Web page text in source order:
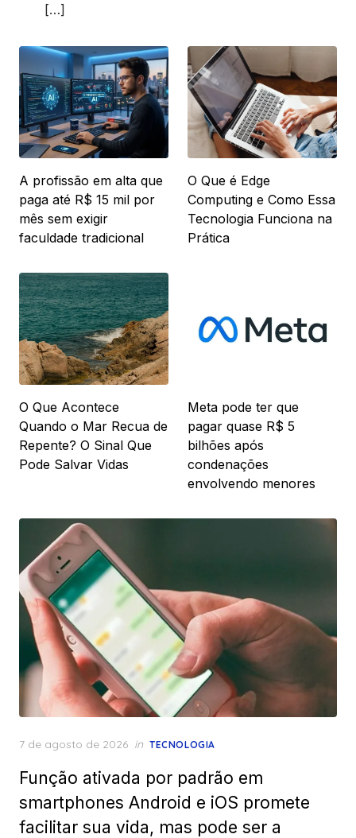
[…]
A profissão em alta que
paga até R$ 15 mil por
mês sem exigir
faculdade tradicional
O Que é Edge
Computing e Como Essa
Tecnologia Funciona na
Prática
O Que Acontece
Quando o Mar Recua de
Repente? O Sinal Que
Pode Salvar Vidas
Meta pode ter que
pagar quase R$ 5
bilhões após
condenações
envolvendo menores
Posted
7 de agosto de 2026 in TECNOLOGIA
Função ativada por padrão em
smartphones Android e iOS promete
facilitar sua vida, mas pode ser a